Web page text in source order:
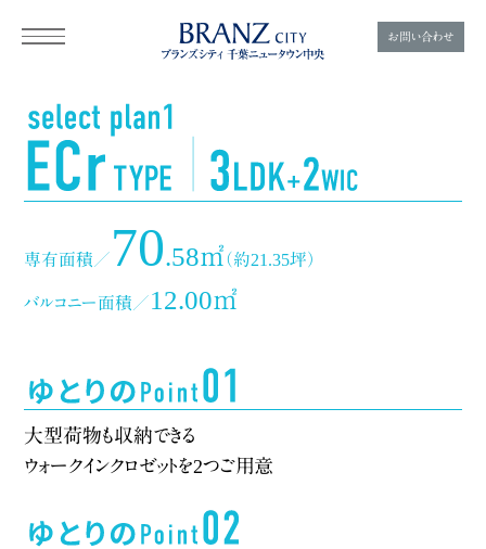
ECrtype
お問い合わせ
専有面積／ 70.58㎡（約21.35坪）
バルコニー面積／ 12.00㎡
大型荷物も収納できる
ウォークインクロゼットを2つご用意